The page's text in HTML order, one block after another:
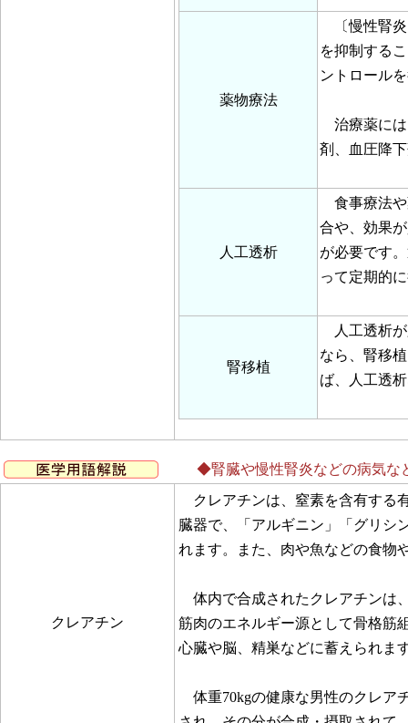
薬物療法
〔慢性腎炎
を抑制する
ントロール
治療薬には
剤、血圧降
人工透析
食事療法や
合や、効果
が必要です
って定期的
腎移植
人工透析が
なら、腎移
ば、人工透
◆腎臓や慢性腎炎などの病気な
クレアチン
クレアチンは、窒素を含有する
臓器で、「アルギニン」「グリシ
れます。また、肉や魚などの食物
体内で合成されたクレアチンは
筋肉のエネルギー源として骨格筋
心臓や脳、精巣などに蓄えられま
体重70kgの健康な男性のクレア